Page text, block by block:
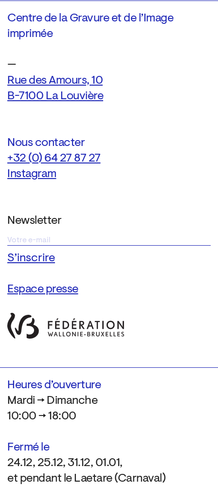
Centre de la Gravure et de l’Image
imprimée
—
Rue des Amours, 10
B-7100 La Louvière
Nous contacter
+32 (0) 64 27 87 27
Instagram
Newsletter
Espace presse
Heures d’ouverture
Mardi → Dimanche
10:00 → 18:00
Fermé le
24.12, 25.12, 31.12, 01.01,
et pendant le Laetare (Carnaval)